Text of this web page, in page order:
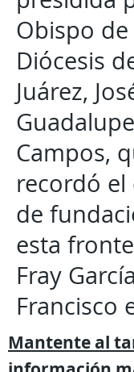
Obispo de
Diócesis
Juárez,
Campos,
recordó el
de
esta
Fray
Francisco
Mantente al